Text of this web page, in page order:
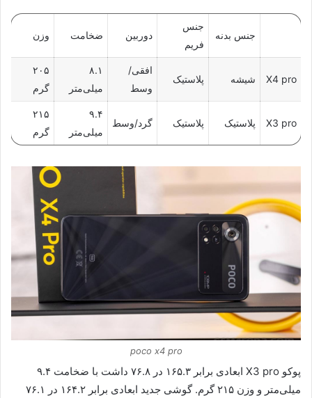
جنس بدنه
جنس
فریم
دوربین ضخامت وزن
X4 pro شیشه پلاستیک
افقی/
وسط
۸.۱
میلی‌متر
۲۰۵
گرم
X3 pro پلاستیک پلاستیک گرد/وسط
۹.۴
میلی‌متر
۲۱۵
گرم
poco x4 pro
پوکو X3 pro ابعادی برابر ۱۶۵.۳ در ۷۶.۸ داشت با ضخامت ۹.۴
میلی‌متر و وزن ۲۱۵ گرم. گوشی جدید ابعادی برابر ۱۶۴.۲ در ۷۶.۱